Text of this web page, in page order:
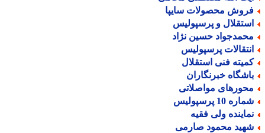
محصولات سایپا
و پرسپولیس
حسین نژاد
پرسپولیس
فنی استقلال
خبرنگاران
مواصلاتی
10 پرسپولیس
ولی فقیه
محمود صارمی